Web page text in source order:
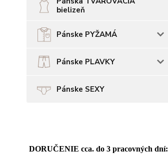
bielizeň
Pánske PYŽAMÁ
Pánske PLAVKY
Pánske SEXY
DORUČENIE cca. do 3 pracovných dní: